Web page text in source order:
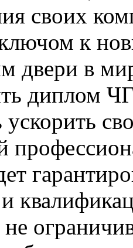
своих
к
двери в
диплом